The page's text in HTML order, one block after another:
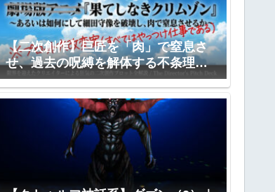
【二次創作】巨匠を「肉」で窒息さ
せ、過去の呪縛を解体する不条理劇
―『果てしなきクリムゾン』全プロ
ット公開